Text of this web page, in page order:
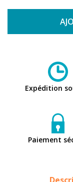
Expédition
Paiement